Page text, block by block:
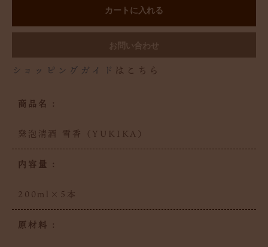
カートに入れる
お問い合わせ
ショッピングガイド はこちら
商品名 :
発泡清酒 雪香（YUKIKA）
内容量 :
200ml×5本
原材料 :